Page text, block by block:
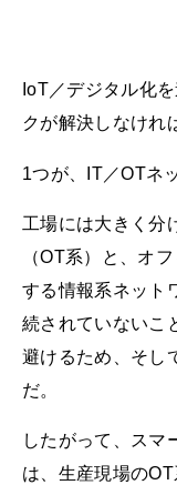
IoT／デジタル化
クが解決しなけれ
1つが、IT／OTネ
工場には大きく分
（OT系）と、オ
する情報系ネット
続されていないこ
避けるため、そし
だ。
したがって、スマ
は、生産現場の